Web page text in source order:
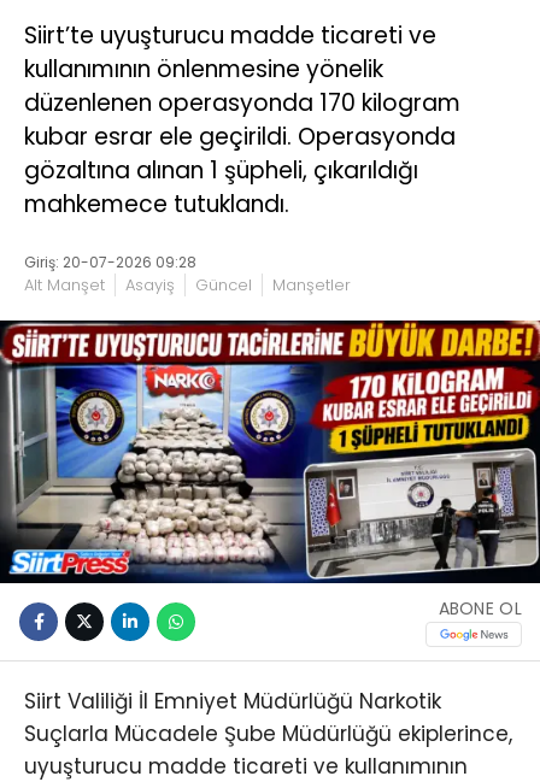
Siirt’te uyuşturucu madde ticareti ve
kullanımının önlenmesine yönelik
düzenlenen operasyonda 170 kilogram
kubar esrar ele geçirildi. Operasyonda
gözaltına alınan 1 şüpheli, çıkarıldığı
mahkemece tutuklandı.
Giriş: 20-07-2026 09:28
Alt Manşet Asayiş Güncel Manşetler
ABONE OL
Siirt Valiliği İl Emniyet Müdürlüğü Narkotik
Suçlarla Mücadele Şube Müdürlüğü ekiplerince,
uyuşturucu madde ticareti ve kullanımının